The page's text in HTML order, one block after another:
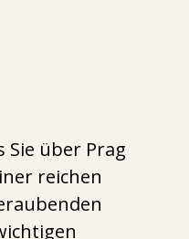
Sie über Prag
reichen